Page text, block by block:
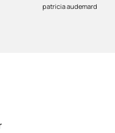
patricia audemard